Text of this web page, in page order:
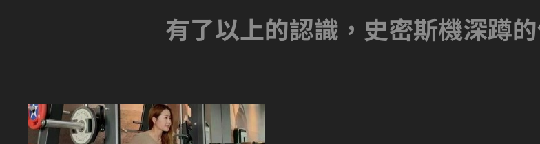
有了以上的認識，史密斯機深蹲